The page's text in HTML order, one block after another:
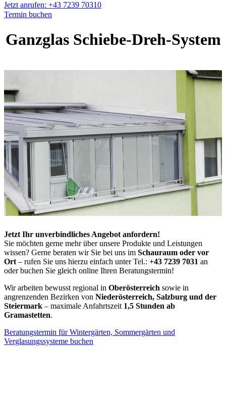
Jetzt anrufen: +43 7239 70310
Termin buchen
Ganzglas Schiebe-Dreh-System
Jetzt Ihr unverbindliches Angebot anfordern!
Sie möchten gerne mehr über unsere Produkte und Leistungen
wissen? Gerne beraten wir Sie bei uns im Schauraum oder vor
Ort – rufen Sie uns hierzu einfach unter Tel.: +43 7239 7031 an
oder buchen Sie gleich online Ihren Beratungstermin!
Wir arbeiten bewusst regional in Oberösterreich sowie in
angrenzenden Bezirken von Niederösterreich, Salzburg und der
Steiermark – maximale Anfahrtszeit 1,5 Stunden ab
Gramastetten.
Beratungstermin für Wintergärten, Sommergärten und
Verglasungssysteme buchen